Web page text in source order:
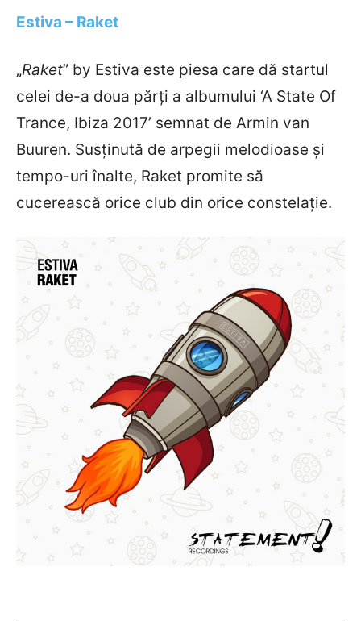
Estiva – Raket
„Raket” by Estiva este piesa care dă startul
celei de-a doua părți a albumului ‘A State Of
Trance, Ibiza 2017’ semnat de Armin van
Buuren. Susținută de arpegii melodioase și
tempo-uri înalte, Raket promite să
cucerească orice club din orice constelație.